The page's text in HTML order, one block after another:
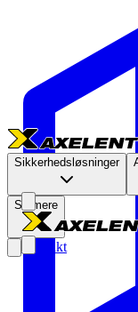
Sikkerhedsløsninger
Se mere
Kontakt